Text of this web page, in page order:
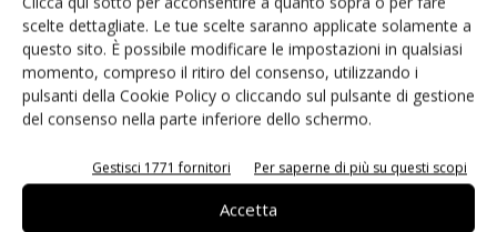
scelte dettagliate. Le tue scelte saranno applicate solamente a
questo sito. È possibile modificare le impostazioni in qualsiasi
momento, compreso il ritiro del consenso, utilizzando i
pulsanti della Cookie Policy o cliccando sul pulsante di gestione
del consenso nella parte inferiore dello schermo.
Gestisci 1771 fornitori Per saperne di più su questi scopi
Accetta
luce in dati affidabili
Arduino UNO Q, la doppia anima
MPU-MCU per l’edge AI